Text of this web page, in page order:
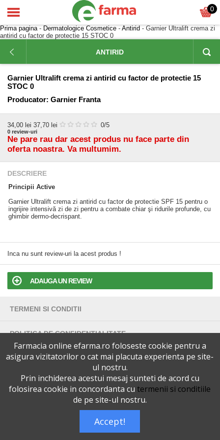
0
Prima pagina- Dermatologice Cosmetice - Antirid - Garnier Ultralift crema zi
antirid cu factor de protectie 15 STOC 0
ANTIRID
Garnier Ultralift crema zi antirid cu factor de protectie 15
STOC 0
Producator: Garnier Franta
34,00 lei 37,70 lei 0/5
0 review-uri
Ne pare rau dar acest produs nu face parte din
oferta noastra. Va multumim.
DESCRIERE
Principii Active
Garnier Ultralift crema zi antirid cu factor de protectie SPF 15 pentru o
ingrijire intensivă zi de zi pentru a combate chiar şi ridurile profunde, cu
ghimbir dermo-decrispant.
Inca nu sunt review-uri la acest produs !
ADAUGA UN REVIEW
TERMENI SI CONDITII
POLITICA DE CONFIDENTIALITATE
VERSIUNEA DESKTOP
Telefoane eFarma:0727515368
Dreptul de autor © efarma.ro - Toate Drepturile Rezervate.
Farmacia online efarma.ro foloseste cookie pentru a
asigura vizitatorilor o cat mai placuta experienta pe site-
ul nostru.
Prin inchiderea acestui mesaj sunteti de acord cu
folosirea cookie in concordanta cu termenii si conditiile
de pe site-ul nostru.
Accept!